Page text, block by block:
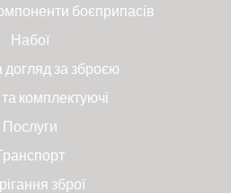
боєприпасів
Набої
догляд за зброєю
комплектуючі
Послуги
зброї